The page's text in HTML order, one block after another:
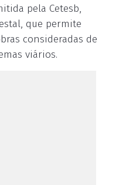
pela Cetesb,
que permite
consideradas de
viários.